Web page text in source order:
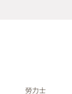
勞力士